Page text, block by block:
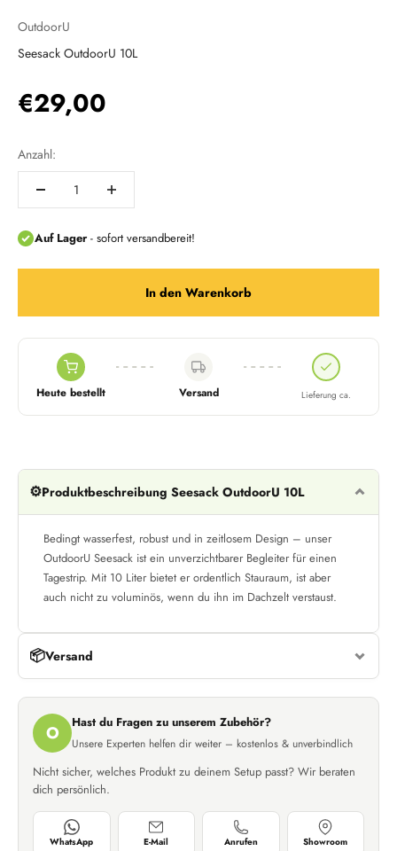
OutdoorU
Seesack OutdoorU 10L
Angebot
€29,00
Anzahl:
In den Warenkorb
Heute bestellt Versand Lieferung ca.
⚙️Produktbeschreibung Seesack OutdoorU 10L
Bedingt wasserfest, robust und in zeitlosem Design – unser
OutdoorU Seesack ist ein unverzichtbarer Begleiter für einen
Tagestrip. Mit 10 Liter bietet er ordentlich Stauraum, ist aber
auch nicht zu voluminös, wenn du ihn im Dachzelt verstaust.
📦Versand
O Hast du Fragen zu unserem Zubehör?
Unsere Experten helfen dir weiter – kostenlos & unverbindlich
Nicht sicher, welches Produkt zu deinem Setup passt? Wir beraten
dich persönlich.
WhatsApp E-Mail Anrufen Showroom